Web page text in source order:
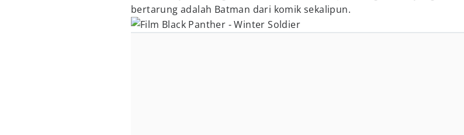
bertarung adalah Batman dari komik sekalipun.